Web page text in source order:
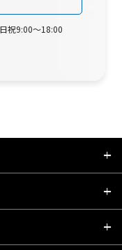
祝9:00～18:00